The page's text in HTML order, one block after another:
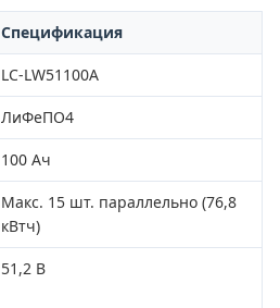
Спецификация
LC-LW51100A
ЛиФеПО4
100 Ач
Макс. 15 шт. параллельно (76,8
кВтч)
51,2 В